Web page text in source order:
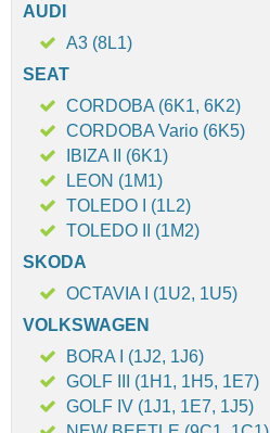
AUDI
A3 (8L1)
SEAT
CORDOBA (6K1, 6K2)
CORDOBA Vario (6K5)
IBIZA II (6K1)
LEON (1M1)
TOLEDO I (1L2)
TOLEDO II (1M2)
SKODA
OCTAVIA I (1U2, 1U5)
VOLKSWAGEN
BORA I (1J2, 1J6)
GOLF III (1H1, 1H5, 1E7)
GOLF IV (1J1, 1E7, 1J5)